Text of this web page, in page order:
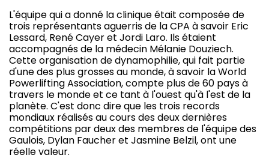
L'équipe qui a donné la clinique était composée de
trois représentants aguerris de la CPA à savoir Eric
Lessard, René Cayer et Jordi Laro. Ils étaient
accompagnés de la médecin Mélanie Douziech.
Cette organisation de dynamophilie, qui fait partie
d'une des plus grosses au monde, à savoir la World
Powerlifting Association, compte plus de 60 pays à
travers le monde et ce tant à l'ouest qu'à l'est de la
planète. C'est donc dire que les trois records
mondiaux réalisés au cours des deux dernières
compétitions par deux des membres de l'équipe des
Gaulois, Dylan Faucher et Jasmine Belzil, ont une
réelle valeur.